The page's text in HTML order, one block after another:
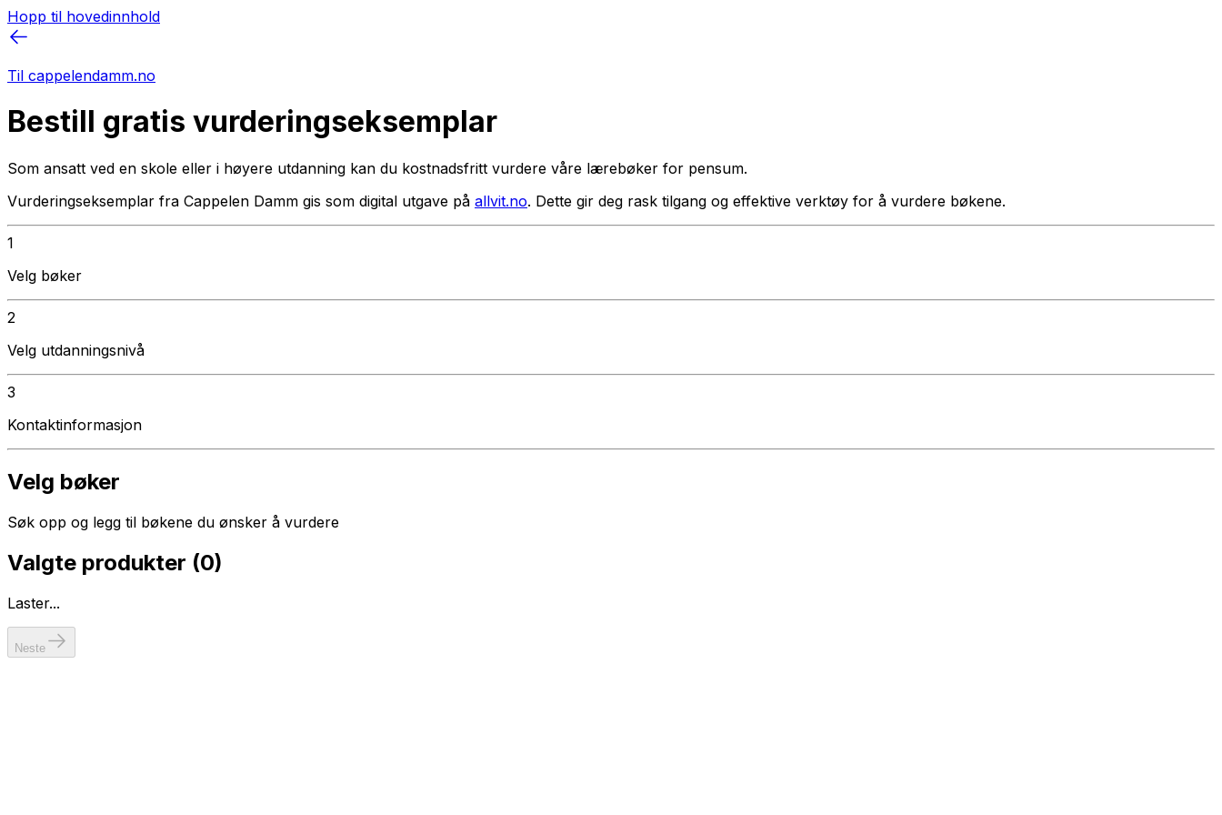
Hopp til hovedinnhold
Til cappelendamm.no
Bestill gratis vurderingseksemplar
Som ansatt ved en skole eller i høyere utdanning kan du kostnadsfritt vurdere våre lærebøker for pensum.
Vurderingseksemplar fra Cappelen Damm gis som digital utgave på allvit.no. Dette gir deg rask tilgang og effektive verktøy for å vurdere bøkene.
1
Velg bøker
2
Velg utdanningsnivå
3
Kontaktinformasjon
Velg bøker
Søk opp og legg til bøkene du ønsker å vurdere
Valgte produkter (0)
Laster...
Neste